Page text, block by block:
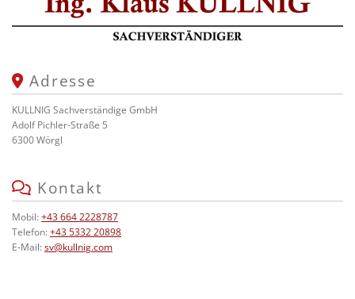
 Adresse
KULLNIG Sachverständige GmbH
Adolf Pichler-Straße 5
6300 Wörgl
 Kontakt
Mobil: +43 664 2228787
Telefon: +43 5332 20898
E-Mail: sv@kullnig.com